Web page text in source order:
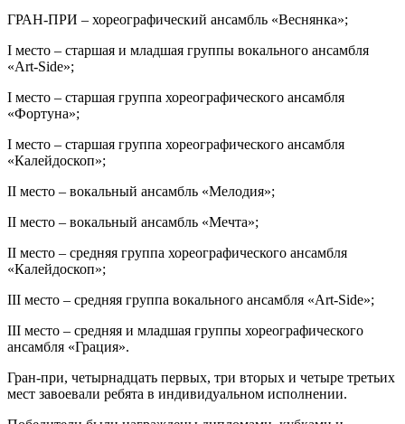
ГРАН-ПРИ – хореографический ансамбль «Веснянка»;
I место – старшая и младшая группы вокального ансамбля
«Art-Side»;
I место – старшая группа хореографического ансамбля
«Фортуна»;
I место – старшая группа хореографического ансамбля
«Калейдоскоп»;
II место – вокальный ансамбль «Мелодия»;
II место – вокальный ансамбль «Мечта»;
II место – средняя группа хореографического ансамбля
«Калейдоскоп»;
III место – средняя группа вокального ансамбля «Art-Side»;
III место – средняя и младшая группы хореографического
ансамбля «Грация».
Гран-при, четырнадцать первых, три вторых и четыре третьих
мест завоевали ребята в индивидуальном исполнении.